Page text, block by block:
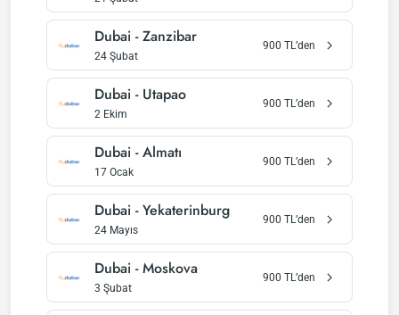
Dubai -Zanzibar
24 Şubat
900 TL’den
Dubai - Utapao
2 Ekim
900 TL’den
Dubai -Almatı
17 Ocak
900 TL’den
Dubai -Yekaterinburg
24 Mayıs
900 TL’den
Dubai -Moskova
3 Şubat
900 TL’den